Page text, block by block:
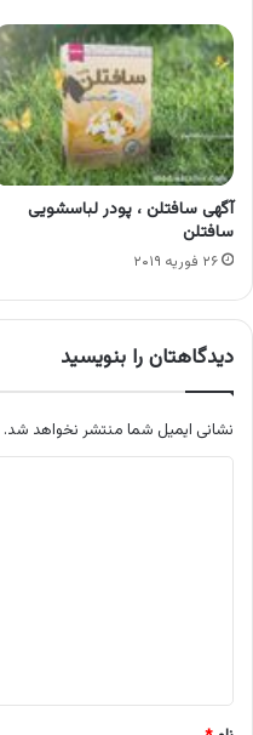
آگهی سافتلن ، پودر لباسشویی
سافتلن
۲۶ فوریه ۲۰۱۹
دیدگاهتان را بنویسید
نشانی ایمیل شما منتشر نخواهد شد.